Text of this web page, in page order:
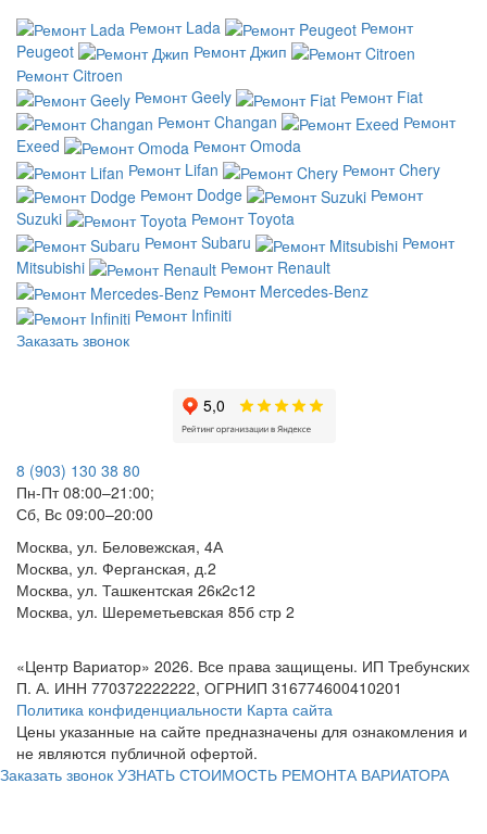
Ремонт Lada
Ремонт
Peugeot
Ремонт Джип
Ремонт Citroen
Ремонт Geely
Ремонт Fiat
Ремонт Changan
Ремонт
Exeed
Ремонт Omoda
Ремонт Lifan
Ремонт Chery
Ремонт Dodge
Ремонт
Suzuki
Ремонт Toyota
Ремонт Subaru
Ремонт
Mitsubishi
Ремонт Renault
Ремонт Mercedes-Benz
Ремонт Infiniti
Заказать звонок
8 (903) 130 38 80
Пн-Пт 08:00–21:00;
Сб, Вс 09:00–20:00
Москва, ул. Беловежская, 4А
Москва, ул. Ферганская, д.2
Москва, ул. Ташкентская 26к2с12
Москва, ул. Шереметьевская 85б стр 2
«Центр Вариатор» 2026. Все права защищены. ИП Требунских
П. А. ИНН 770372222222, ОГРНИП 316774600410201
Политика конфиденциальности Карта сайта
Цены указанные на сайте предназначены для ознакомления и
не являются публичной офертой.
Заказать звонок УЗНАТЬ СТОИМОСТЬ РЕМОНТА ВАРИАТОРА